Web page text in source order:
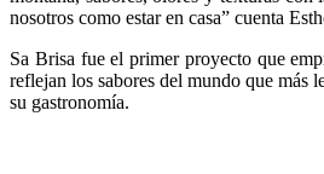
nosotros como estar en casa” cuenta
Sa Brisa fue el primer proyecto que
reflejan los sabores del mundo que más
su gastronomía.